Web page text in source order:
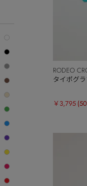
RODEO
タイポグ
￥3,795